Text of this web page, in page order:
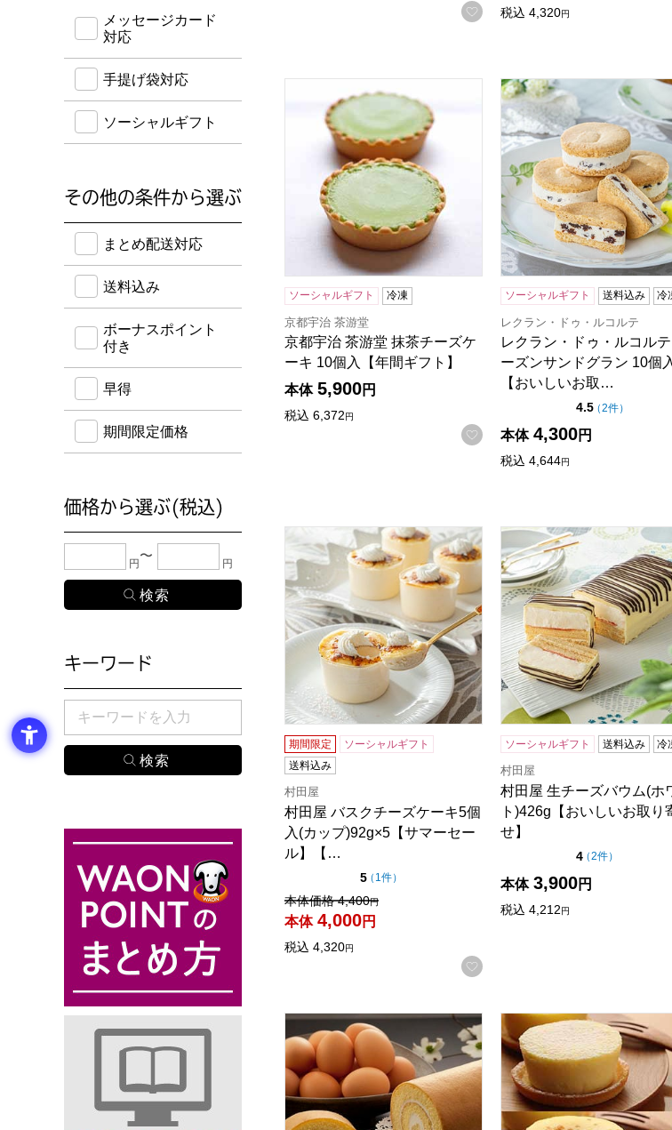
お気に入りに登録する
税込 4,320円
京都宇治 茶游堂 抹茶チーズケーキ 10個入【年間ギフト】
ソーシャルギフト 冷凍
京都宇治 茶游堂
京都宇治 茶游堂 抹茶チーズケ
ーキ 10個入【年間ギフト】
本体 5,900円
税込 6,372円
お気に入りに登録する
レクラン・ドゥ・ルコル
ソーシャルギフト 送料込み 冷
レクラン・ドゥ・ルコルテ
レクラン・ドゥ・ルコルテ
ーズンサンドグラン 10個
【おいしいお取…
4.5点（5点満点中
（2件の評価
）
本体 4,300円
税込 4,644円
村田屋 バスクチーズケーキ5個入(カップ)92g×5【サマーセ
期間限定
ソーシャルギフト
送料込み
村田屋
村田屋 バスクチーズケーキ5個
入(カップ)92g×5【サマーセー
ル】【…
5点（5点満点中）
（ 1件の評価
）
値引き前の価格：
本体価格 4,400円
本体 4,000円
税込 4,320円
お気に入りに登録する
村田屋 生チーズバウム(ホ
ソーシャルギフト 送料込み 冷
村田屋
村田屋 生チーズバウム(ホ
ト)426g【おいしいお取り
せ】
4点（5点満点中）
（2件の評価
）
本体 3,900円
税込 4,212円
菊家 坂井宏行の生ロールケーキ12cm【おいしいお取り寄せ】
十勝トテッポ工房 北海道
メッセージカード
対応
手提げ袋対応
ソーシャルギフト
その他の条件から選ぶ
送料込み・ボーナスポイント付き・早得・期間限定商品から絞り込むことができます。
まとめ配送対応
送料込み
ボーナスポイント
付き
早得
期間限定価格
価格から選ぶ(税込)
下限金額・上限金額のどちらか１つまたは両方に、検索したい金額を入力してください。
円 円
キーワード
検索したい商品のキーワードを入力してください。